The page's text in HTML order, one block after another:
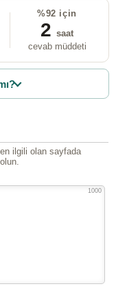
%92 için
2 saat
cevab müddeti
ilgili olan sayfada
1000